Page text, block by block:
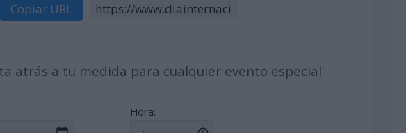
Copiar URL
atrás a tu medida para cualquier evento especial:
Hora: